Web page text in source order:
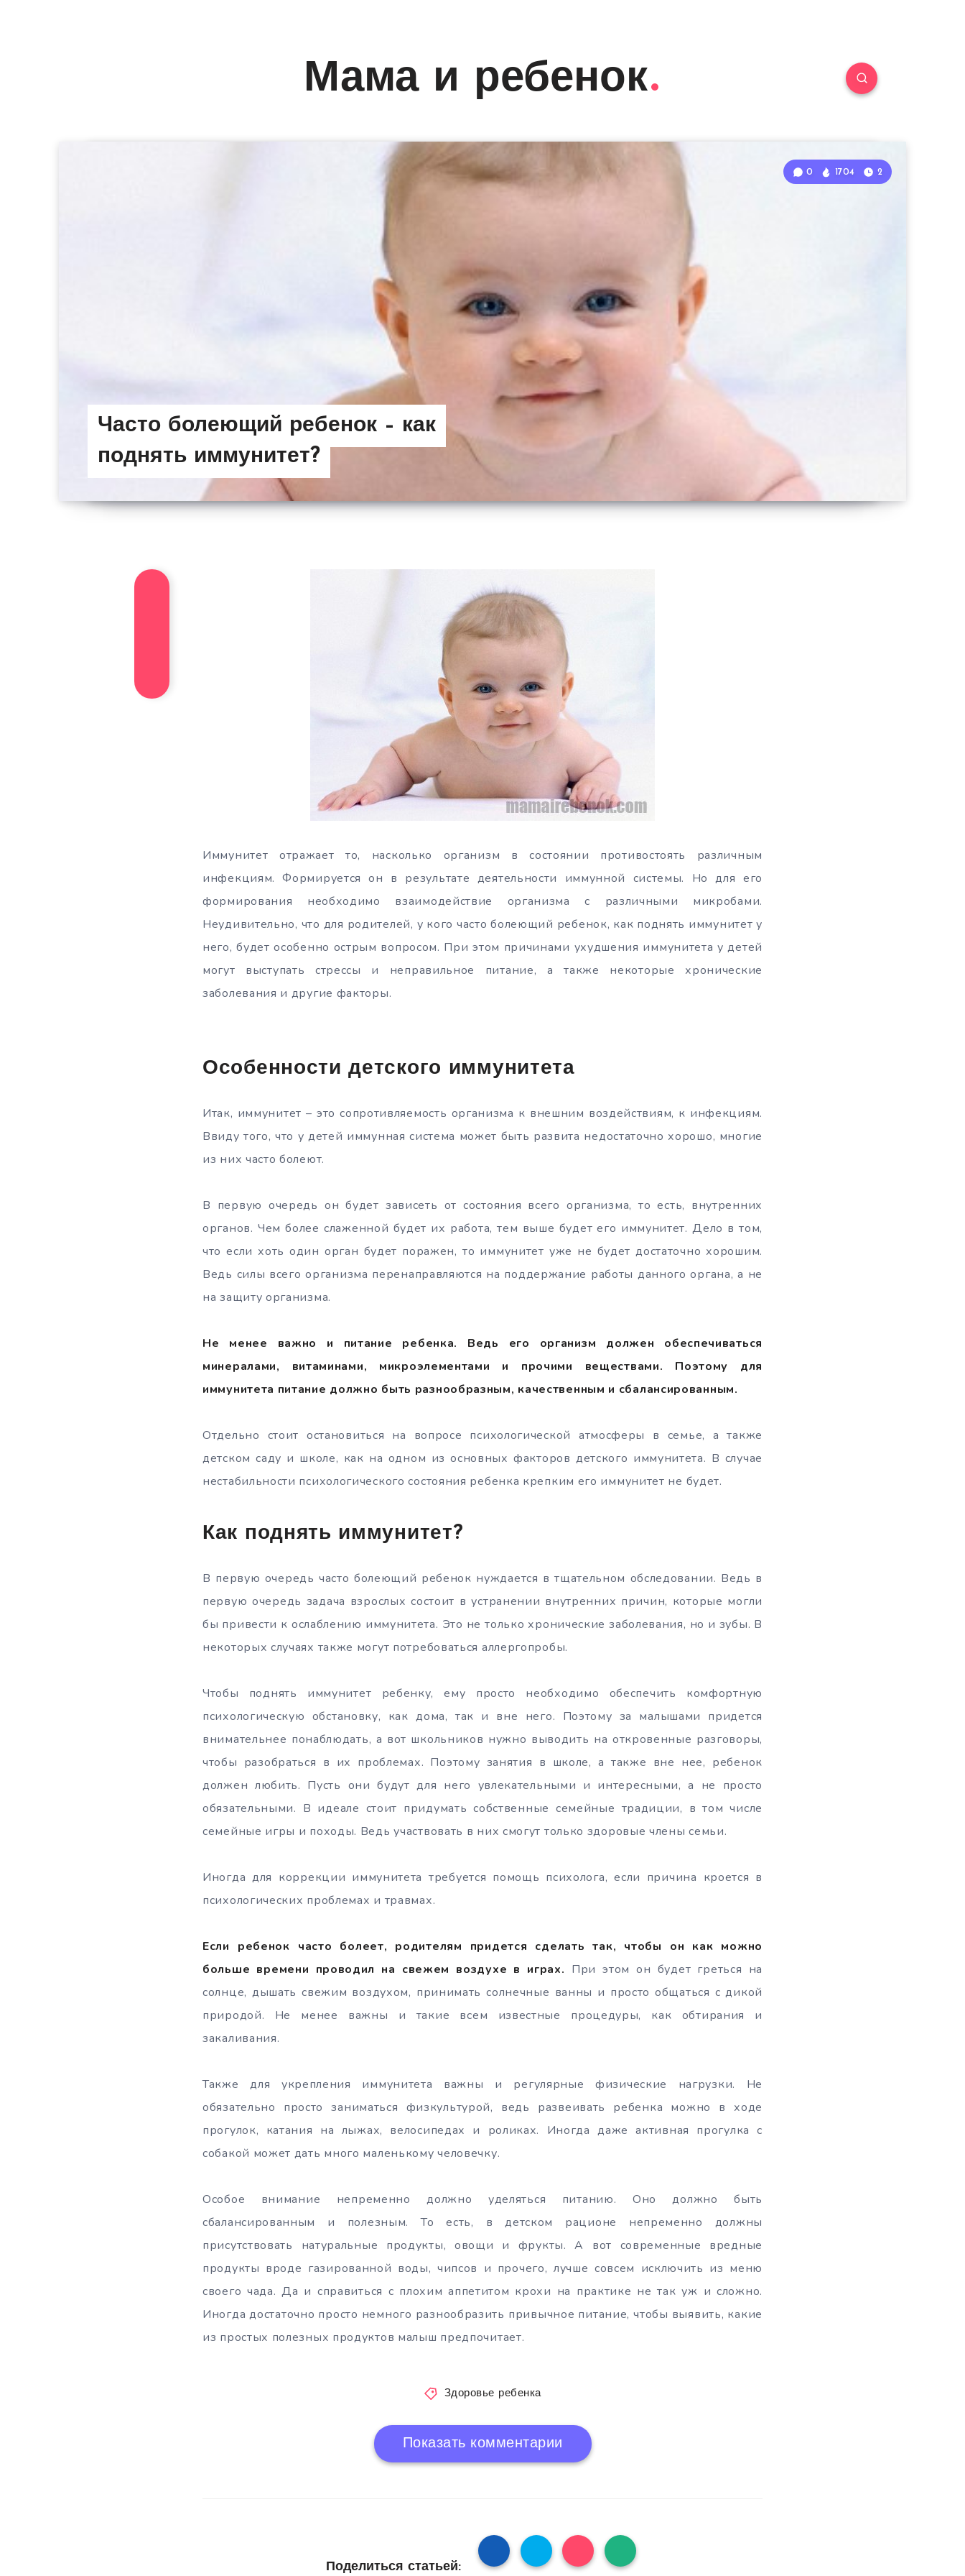
Мама и ребенок
Часто болеющий ребенок – как
поднять иммунитет?
0 1704 2
Иммунитет отражает то, насколько организм в состоянии противостоять различным
инфекциям. Формируется он в результате деятельности иммунной системы. Но для его
формирования необходимо взаимодействие организма с различными микробами.
Неудивительно, что для родителей, у кого часто болеющий ребенок, как поднять иммунитет у
него, будет особенно острым вопросом. При этом причинами ухудшения иммунитета у детей
могут выступать стрессы и неправильное питание, а также некоторые хронические
заболевания и другие факторы.
Особенности детского иммунитета
Итак, иммунитет – это сопротивляемость организма к внешним воздействиям, к инфекциям.
Ввиду того, что у детей иммунная система может быть развита недостаточно хорошо, многие
из них часто болеют.
В первую очередь он будет зависеть от состояния всего организма, то есть, внутренних
органов. Чем более слаженной будет их работа, тем выше будет его иммунитет. Дело в том,
что если хоть один орган будет поражен, то иммунитет уже не будет достаточно хорошим.
Ведь силы всего организма перенаправляются на поддержание работы данного органа, а не
на защиту организма.
Не менее важно и питание ребенка. Ведь его организм должен обеспечиваться
минералами, витаминами, микроэлементами и прочими веществами. Поэтому для
иммунитета питание должно быть разнообразным, качественным и сбалансированным.
Отдельно стоит остановиться на вопросе психологической атмосферы в семье, а также
детском саду и школе, как на одном из основных факторов детского иммунитета. В случае
нестабильности психологического состояния ребенка крепким его иммунитет не будет.
Как поднять иммунитет?
В первую очередь часто болеющий ребенок нуждается в тщательном обследовании. Ведь в
первую очередь задача взрослых состоит в устранении внутренних причин, которые могли
бы привести к ослаблению иммунитета. Это не только хронические заболевания, но и зубы. В
некоторых случаях также могут потребоваться аллергопробы.
Чтобы поднять иммунитет ребенку, ему просто необходимо обеспечить комфортную
психологическую обстановку, как дома, так и вне него. Поэтому за малышами придется
внимательнее понаблюдать, а вот школьников нужно выводить на откровенные разговоры,
чтобы разобраться в их проблемах. Поэтому занятия в школе, а также вне нее, ребенок
должен любить. Пусть они будут для него увлекательными и интересными, а не просто
обязательными. В идеале стоит придумать собственные семейные традиции, в том числе
семейные игры и походы. Ведь участвовать в них смогут только здоровые члены семьи.
Иногда для коррекции иммунитета требуется помощь психолога, если причина кроется в
психологических проблемах и травмах.
Если ребенок часто болеет, родителям придется сделать так, чтобы он как можно
больше времени проводил на свежем воздухе в играх. При этом он будет греться на
солнце, дышать свежим воздухом, принимать солнечные ванны и просто общаться с дикой
природой. Не менее важны и такие всем известные процедуры, как обтирания и
закаливания.
Также для укрепления иммунитета важны и регулярные физические нагрузки. Не
обязательно просто заниматься физкультурой, ведь развеивать ребенка можно в ходе
прогулок, катания на лыжах, велосипедах и роликах. Иногда даже активная прогулка с
собакой может дать много маленькому человечку.
Особое внимание непременно должно уделяться питанию. Оно должно быть
сбалансированным и полезным. То есть, в детском рационе непременно должны
присутствовать натуральные продукты, овощи и фрукты. А вот современные вредные
продукты вроде газированной воды, чипсов и прочего, лучше совсем исключить из меню
своего чада. Да и справиться с плохим аппетитом крохи на практике не так уж и сложно.
Иногда достаточно просто немного разнообразить привычное питание, чтобы выявить, какие
из простых полезных продуктов малыш предпочитает.
Здоровье ребенка
Показать комментарии
Поделиться статьей: